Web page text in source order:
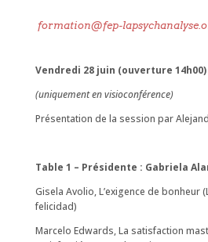
formation@fep-
Vendredi 28 juin (ouverture 14h00)
(uniquement en visioconférence)
Présentation de la session par
Table 1 – Présidente : Gabriela
Gisela Avolio, L’exigence de bonheur
felicidad)
Marcelo Edwards, La satisfaction